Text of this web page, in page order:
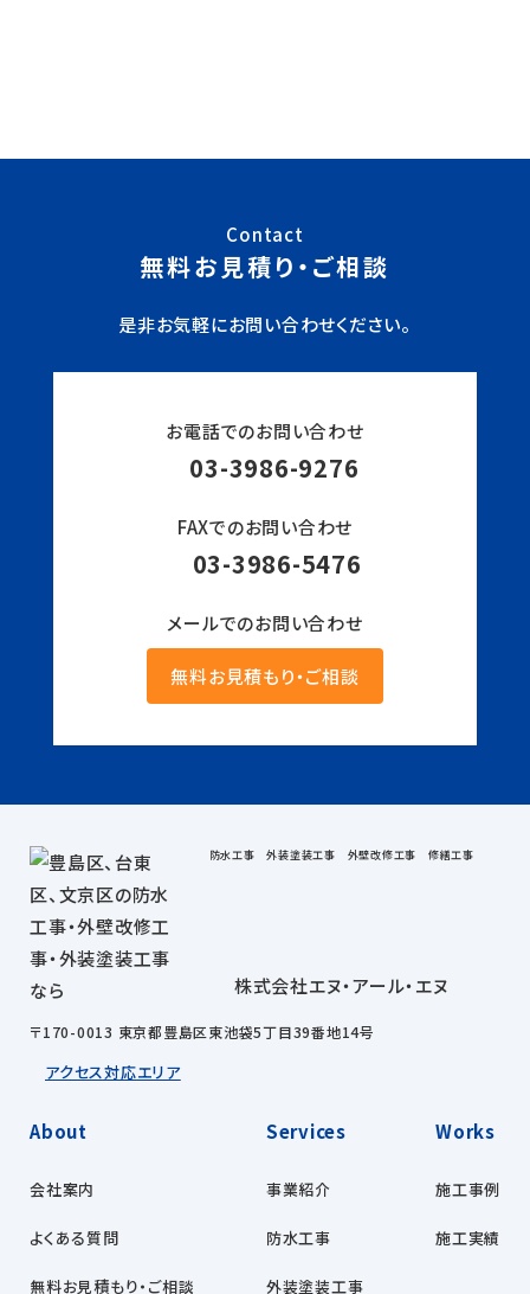
Contact
無料お見積り・ご相談
是非お気軽にお問い合わせください。
お電話でのお問い合わせ
03-3986-9276
FAXでのお問い合わせ
03-3986-5476
メールでのお問い合わせ
無料お見積もり・ご相談
防水工事 外装塗装工事 外壁改修工事 修繕工事
株式会社エヌ・アール・エヌ
〒170-0013 東京都豊島区東池袋5丁目39番地14号
アクセス対応エリア
About
会社案内
よくある質問
無料お見積もり・ご相談
Services
事業紹介
防水工事
外装塗装工事
Works
施工事例
施工実績